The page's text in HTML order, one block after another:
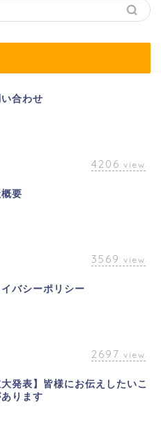
合わせ
4206 view
要
3569 view
バシーポリシー
2697 view
大発表】皆様にお伝えしたいこ
あります